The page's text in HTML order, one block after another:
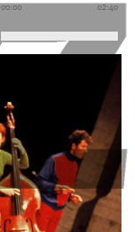
00:00 02:40